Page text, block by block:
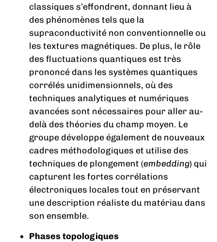
classiques s’effondrent, donnant lieu à
des phénomènes tels que la
supraconductivité non conventionnelle ou
les textures magnétiques. De plus, le rôle
des fluctuations quantiques est très
prononcé dans les systèmes quantiques
corrélés unidimensionnels, où des
techniques analytiques et numériques
avancées sont nécessaires pour aller au-
delà des théories du champ moyen. Le
groupe développe également de nouveaux
cadres méthodologiques et utilise des
techniques de plongement (embedding) qui
capturent les fortes corrélations
électroniques locales tout en préservant
une description réaliste du matériau dans
son ensemble.
Phases topologiques